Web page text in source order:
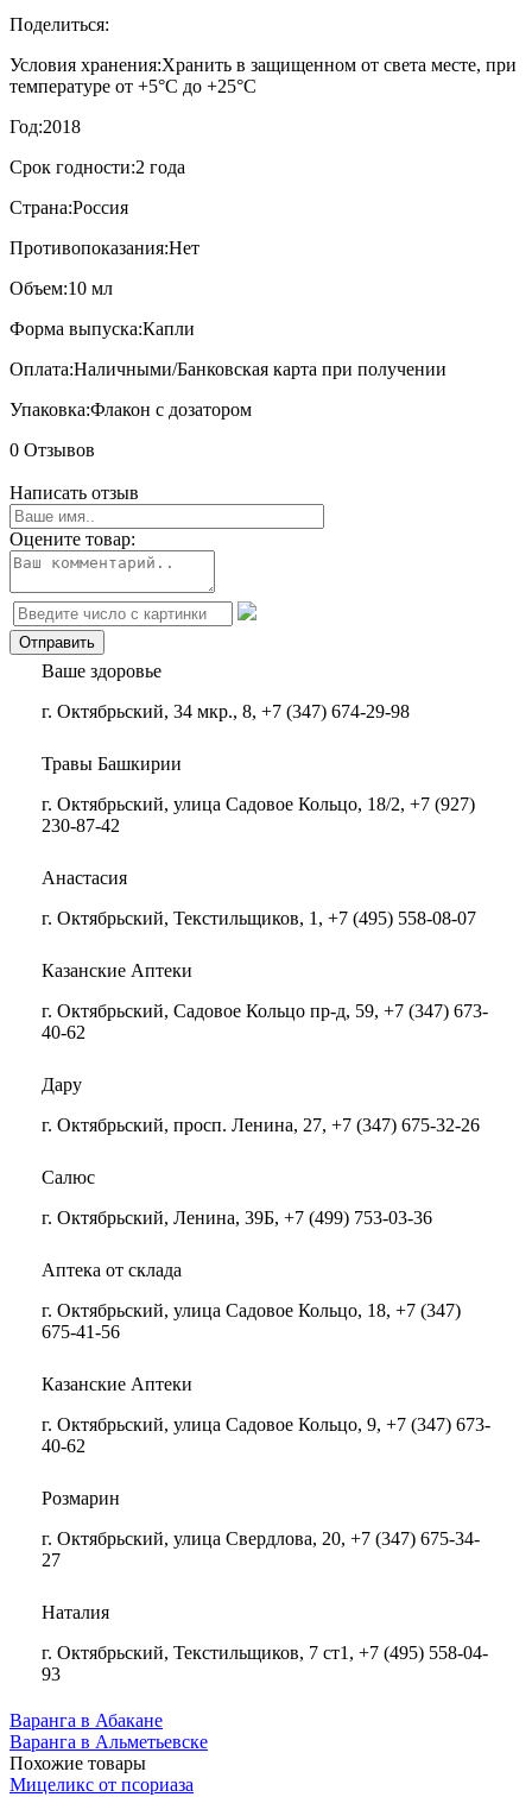
Поделиться:
Условия хранения:Хранить в защищенном от света месте, при
температуре от +5°С до +25°С
Год:2018
Срок годности:2 года
Страна:Россия
Противопоказания:Нет
Объем:10 мл
Форма выпуска:Капли
Оплата:Наличными/Банковская карта при получении
Упаковка:Флакон с дозатором
0 Отзывов
Написать отзыв
Оцените товар:
Ваше здоровье
г. Октябрьский, 34 мкр., 8, +7 (347) 674-29-98
Травы Башкирии
г. Октябрьский, улица Садовое Кольцо, 18/2, +7 (927)
230-87-42
Анастасия
г. Октябрьский, Текстильщиков, 1, +7 (495) 558-08-07
Казанские Аптеки
г. Октябрьский, Садовое Кольцо пр-д, 59, +7 (347) 673-
40-62
Дару
г. Октябрьский, просп. Ленина, 27, +7 (347) 675-32-26
Салюс
г. Октябрьский, Ленина, 39Б, +7 (499) 753-03-36
Аптека от склада
г. Октябрьский, улица Садовое Кольцо, 18, +7 (347)
675-41-56
Казанские Аптеки
г. Октябрьский, улица Садовое Кольцо, 9, +7 (347) 673-
40-62
Розмарин
г. Октябрьский, улица Свердлова, 20, +7 (347) 675-34-
27
Наталия
г. Октябрьский, Текстильщиков, 7 ст1, +7 (495) 558-04-
93
Варанга в Абакане
Варанга в Альметьевске
Похожие товары
Мицеликс от псориаза